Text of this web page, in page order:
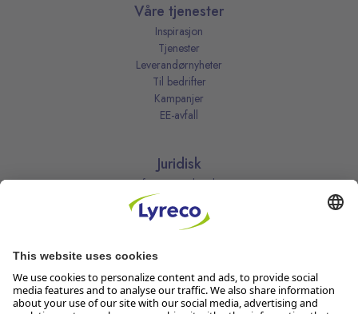
Våre tjenester
Inspirasjon
Tjenester
Leverandørnyheter
Til bedrifter
Kampanjer
EE-avfall
Juridisk
Informasjonskapsler
Kjøpsbetingelser
Personvernerklæring
Vilkår
Vilkår for kundeklubben
Åpenhetsloven
Endre dine personvernsinnstillinger